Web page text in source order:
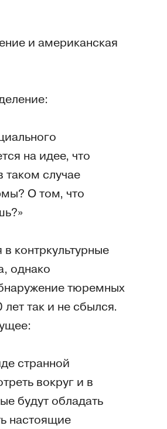
и американская
на идее, что
таком случае
О том, что
контркультурные
однако
тюремных
так и не сбылся.
странной
вокруг и в
будут обладать
настоящие